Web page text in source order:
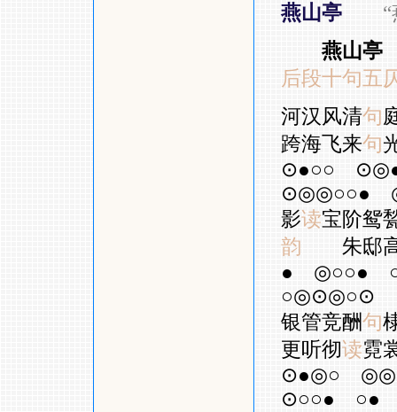
燕山亭 “
燕山亭
后段十句五
河汉风清句
跨海飞来句
⊙●○○
⊙◎◎○○●
影读宝阶鸳
韵 朱邸高
●
◎○○●
○◎⊙◎○⊙
银管竞酬句
更听彻读霓
⊙●◎○
⊙○○●
○●